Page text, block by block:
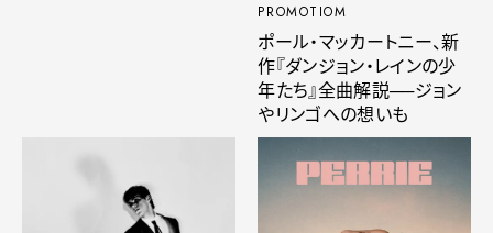
PROMOTIOM
ポール・マッカートニー、新
作『ダンジョン・レインの少
年たち』全曲解説──ジョン
やリンゴへの想いも